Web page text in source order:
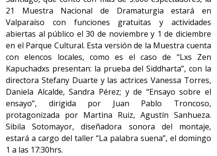
21 Muestra Nacional de Dramaturgia estará en
Valparaíso con funciones gratuitas y actividades
abiertas al público el 30 de noviembre y 1 de diciembre
en el Parque Cultural. Esta versión de la Muestra cuenta
con elencos locales, como es el caso de “Lxs Zen
Kapuchadxs presentan: la prueba del Siddharta”, con la
directora Stefany Duarte y las actrices Vanessa Torres,
Daniela Alcalde, Sandra Pérez; y de “Ensayo sobre el
ensayo”, dirigida por Juan Pablo Troncoso,
protagonizada por Martina Ruiz, Agustín Sanhueza.
Sibila Sotomayor, diseñadora sonora del montaje,
estará a cargo del taller “La palabra suena”, el domingo
1 a las 17:30hrs.